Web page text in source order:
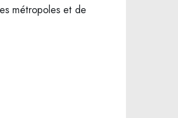
métropoles et de